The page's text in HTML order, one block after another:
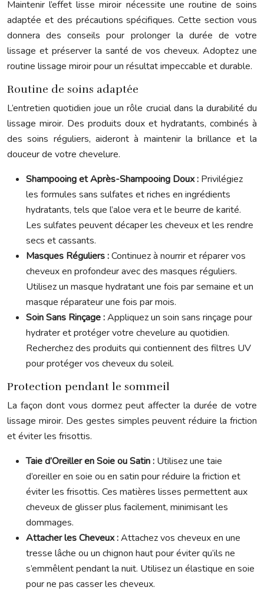
Maintenir l’effet lisse miroir nécessite une routine de soins
adaptée et des précautions spécifiques. Cette section vous
donnera des conseils pour prolonger la durée de votre
lissage et préserver la santé de vos cheveux. Adoptez une
routine lissage miroir pour un résultat impeccable et durable.
Routine de soins adaptée
L’entretien quotidien joue un rôle crucial dans la durabilité du
lissage miroir. Des produits doux et hydratants, combinés à
des soins réguliers, aideront à maintenir la brillance et la
douceur de votre chevelure.
Shampooing et Après-Shampooing Doux : Privilégiez
les formules sans sulfates et riches en ingrédients
hydratants, tels que l’aloe vera et le beurre de karité.
Les sulfates peuvent décaper les cheveux et les rendre
secs et cassants.
Masques Réguliers :Continuez à nourrir et réparer vos
cheveux en profondeur avec des masques réguliers.
Utilisez un masque hydratant une fois par semaine et un
masque réparateur une fois par mois.
Soin Sans Rinçage :Appliquez un soin sans rinçage pour
hydrater et protéger votre chevelure au quotidien.
Recherchez des produits qui contiennent des filtres UV
pour protéger vos cheveux du soleil.
Protection pendant le sommeil
La façon dont vous dormez peut affecter la durée de votre
lissage miroir. Des gestes simples peuvent réduire la friction
et éviter les frisottis.
Taie d’Oreiller en Soie ou Satin : Utilisez une taie
d’oreiller en soie ou en satin pour réduire la friction et
éviter les frisottis. Ces matières lisses permettent aux
cheveux de glisser plus facilement, minimisant les
dommages.
Attacher les Cheveux :Attachez vos cheveux en une
tresse lâche ou un chignon haut pour éviter qu’ils ne
s’emmêlent pendant la nuit. Utilisez un élastique en soie
pour ne pas casser les cheveux.